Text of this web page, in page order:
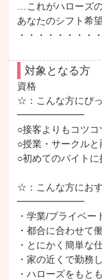
…これがハローズ
あなたのシフト希
・・・・・・・・
対象となる方
資格
☆：こんな方にぴっ
━━━━━━━
○接客よりもコツコ
○授業・サークル
○初めてのバイト
☆：こんな方にお
━━━━━━━
・学業/プライベ
・都合に合わせて
・とにかく簡単な
・家の近くで勤務
・ハローズをもと